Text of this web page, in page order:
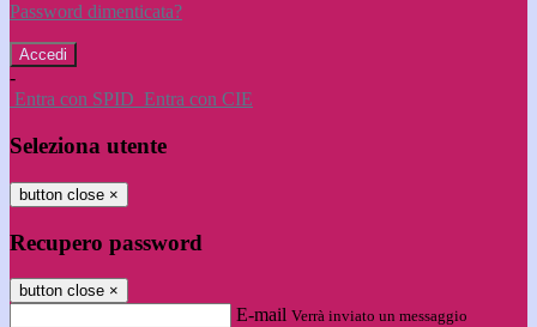
Password dimenticata?
-
Entra con SPID Entra con CIE
Seleziona utente
button close ×
Recupero password
button close ×
E-mail Verrà inviato un messaggio